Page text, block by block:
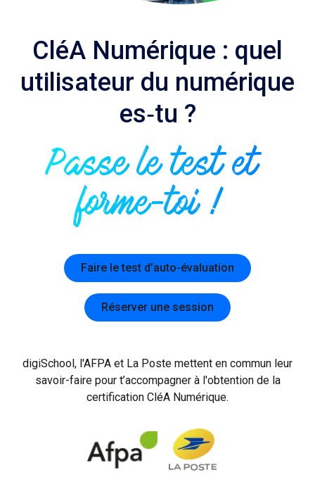
CléA Numérique : quel
utilisateur du numérique
es‑tu ?
Passe le test et
forme-toi !
Faire le test d’auto-évaluation
Réserver une session
digiSchool, l'AFPA et La Poste mettent en commun leur
savoir-faire pour t’accompagner à l'obtention de la
certification CléA Numérique.